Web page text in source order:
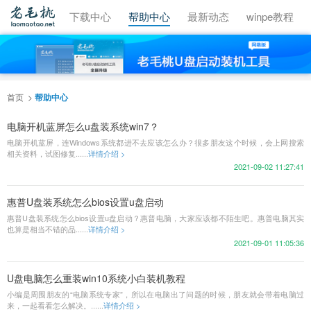
视频教程 下载中心 帮助中心 最新动态 winpe教程
首页 帮助中心
电脑开机蓝屏怎么u盘装系统win7？
电脑开机蓝屏，连Windows系统都进不去应该怎么办？很多朋友这个时候，会上网搜索
相关资料，试图修复...... 详情介绍 >
2021-09-02 11:27:41
惠普U盘装系统怎么bios设置u盘启动
惠普U盘装系统怎么bios设置u盘启动？惠普电脑，大家应该都不陌生吧。惠普电脑其实
也算是相当不错的品......详情介绍 >
2021-09-01 11:05:36
U盘电脑怎么重装win10系统小白装机教程
小编是周围朋友的“电脑系统专家”，所以在电脑出了问题的时候，朋友就会带着电脑过
来，一起看看怎么解决。...... 详情介绍 >